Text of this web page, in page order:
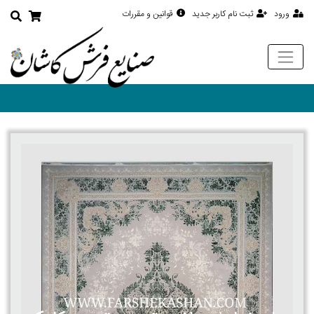
ورود ثبت نام کاربر جدید قوانین و مقررات